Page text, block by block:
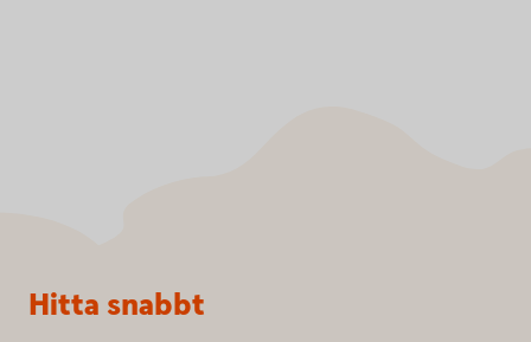
Sidfot
Hitta snabbt